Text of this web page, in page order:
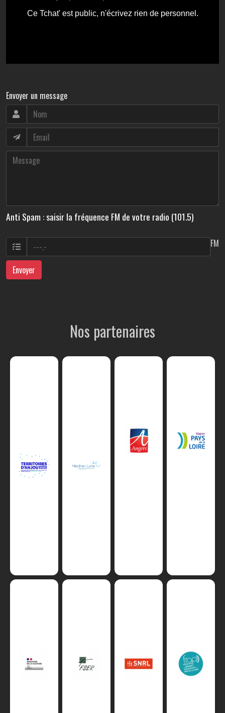
Envoyer un message
Anti Spam : saisir la fréquence FM de votre radio (101.5)
FM
Envoyer
Nos partenaires